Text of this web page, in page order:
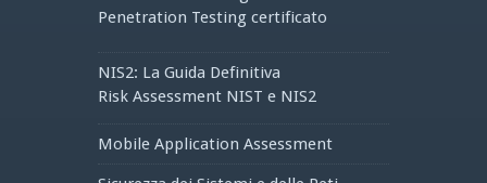
Penetration Testing certificato
NIS2: La Guida Definitiva
Risk Assessment NIST e NIS2
Mobile Application Assessment